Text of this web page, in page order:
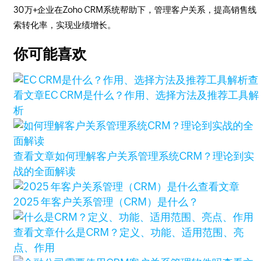
30万+企业在Zoho CRM系统帮助下，管理客户关系，提高销售线
索转化率，实现业绩增长。
你可能喜欢
查
看文章EC CRM是什么？作用、选择方法及推荐工具解
析
查看文章如何理解客户关系管理系统CRM？理论到实
战的全面解读
查看文章
2025 年客户关系管理（CRM）是什么？
查看文章什么是CRM？定义、功能、适用范围、亮
点、作用